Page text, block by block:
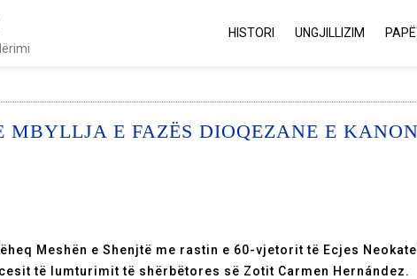
HISTORI UNGJILLIZIM
MBYLLJA E FAZËS DIOQEZANE E
Meshën e Shenjtë me rastin e 60-vjetorit të Ecjes
të lumturimit të shërbëtores së Zotit Carmen Hernández.